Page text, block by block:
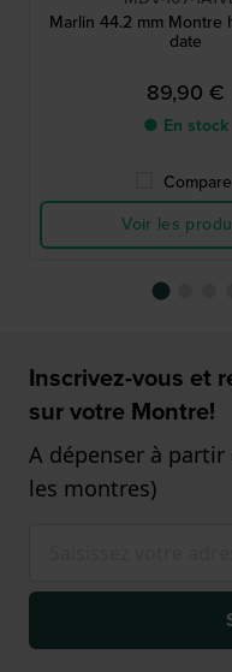
Marlin 44.2 mm Montre
date
89,90 €
● En stock
Voir les
Inscrivez-vous et
sur votre Montre!
A dépenser à
les montres)